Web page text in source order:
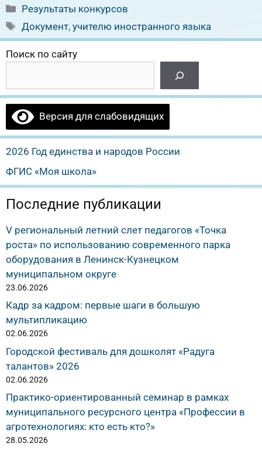
Рубрики
Результаты конкурсов
Метки
Документ,учителю иностранного языка
Поиск по сайту
Версия для слабовидящих
2026 Год единства и народов России
ФГИС «Моя школа»
Последние публикации
V региональный летний слет педагогов «Точка
роста» по использованию современного парка
оборудования в Ленинск-Кузнецком
муниципальном округе
23.06.2026
Кадр за кадром: первые шаги в большую
мультипликацию
02.06.2026
Городской фестиваль для дошколят «Радуга
талантов» 2026
02.06.2026
Практико-ориентированный семинар в рамках
муниципального ресурсного центра «Профессии в
агротехнологиях: кто есть кто?»
28.05.2026